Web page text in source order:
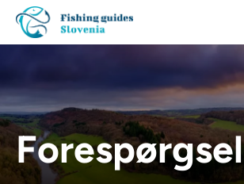
Forespørgsel